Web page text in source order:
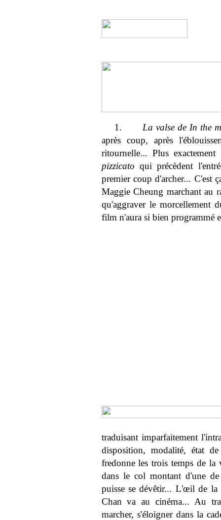
1. La valse de In the
après coup, après
ritournelle... Plus exactement
pizzicato qui précèdent
premier coup d'archer... C'est
Maggie Cheung marchant au
qu'aggraver le morcellement
film n'aura si bien programmé
traduisant imparfaitement
disposition, modalité, état
fredonne les trois temps de
dans le col montant d'une
puisse se dévêtir... L'œil de la
Chan va au cinéma... Au
marcher, s'éloigner dans la